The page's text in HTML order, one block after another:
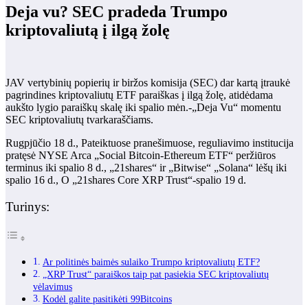
Deja vu? SEC pradeda Trumpo
kriptovaliutą į ilgą žolę
JAV vertybinių popierių ir biržos komisija (SEC) dar kartą įtraukė
pagrindines kriptovaliutų ETF paraiškas į ilgą žolę, atidėdama
aukšto lygio paraiškų skalę iki spalio mėn.-„Deja Vu“ momentu
SEC kriptovaliutų tvarkaraščiams.
Rugpjūčio 18 d., Pateiktuose pranešimuose, reguliavimo institucija
pratęsė NYSE Arca „Social Bitcoin-Ethereum ETF“ peržiūros
terminus iki spalio 8 d., „21shares“ ir „Bitwise“ „Solana“ lėšų iki
spalio 16 d., O „21shares Core XRP Trust“-spalio 19 d.
Turinys:
Ar politinės baimės sulaiko Trumpo kriptovaliutų ETF?
„XRP Trust“ paraiškos taip pat pasiekia SEC kriptovaliutų
vėlavimus
Kodėl galite pasitikėti 99Bitcoins